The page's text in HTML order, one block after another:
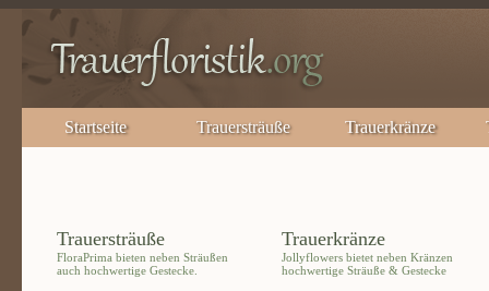
Startseite Trauersträuße Trauerkränze
Trauersträuße
FloraPrima bieten neben Sträußen
auch hochwertige Gestecke.
Trauerkränze
Jollyflowers bietet neben Kränzen
hochwertige Sträuße & Gestecke